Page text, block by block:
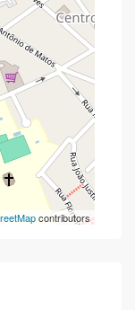
contributors